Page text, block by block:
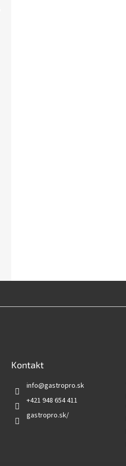
Kontakt
info@gastropro.sk
+421 948 654 411
gastropro.sk/